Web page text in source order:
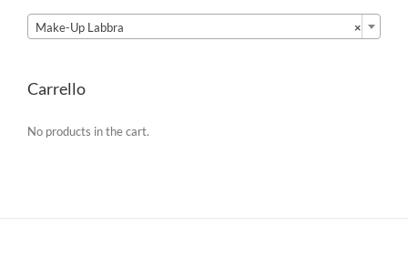
×
Make-Up Labbra
Carrello
No products in the cart.